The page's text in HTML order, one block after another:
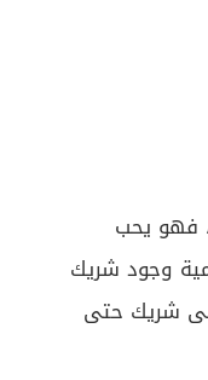
فهو يحب
وجود شريك
شريك حتى